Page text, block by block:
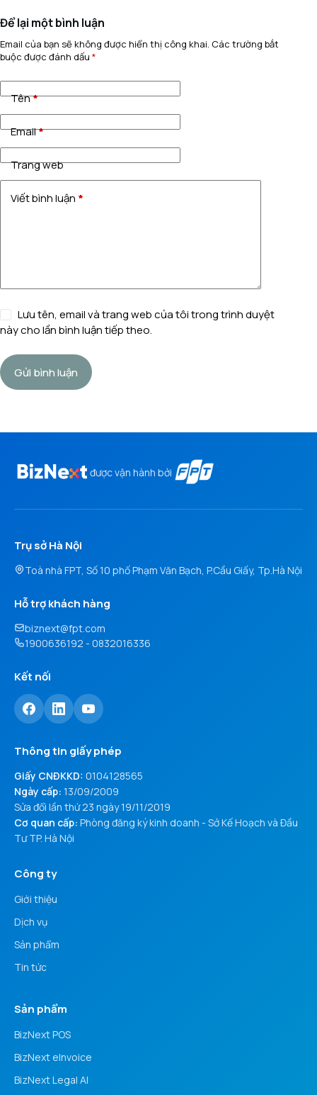
Để lại một bình luận
Email của bạn sẽ không được hiển thị công khai. Các trường bắt
buộc được đánh dấu *
Tên*
Email*
Trang web
Viết bình luận *
Lưu tên, email và trang web của tôi trong trình duyệt
này cho lần bình luận tiếp theo.
Gửi bình luận
được vận hành bởi
Trụ sở Hà Nội
Toà nhà FPT, Số 10 phố Phạm Văn Bạch, P.Cầu Giấy, Tp.Hà Nội
Hỗ trợ khách hàng
biznext@fpt.com
1900636192 - 0832016336
Kết nối
Thông tin giấy phép
Giấy CNĐKKD: 0104128565
Ngày cấp: 13/09/2009
Sửa đổi lần thứ 23 ngày 19/11/2019
Cơ quan cấp: Phòng đăng ký kinh doanh - Sở Kế Hoạch và Đầu
Tư TP. Hà Nội
Công ty
Giới thiệu
Dịch vụ
Sản phẩm
Tin tức
Sản phẩm
BizNext POS
BizNext eInvoice
BizNext Legal AI